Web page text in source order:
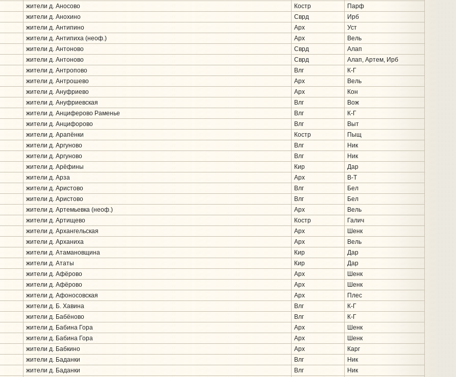
жители д. Аносово Костр
Парф
жители д. Анохино Сврд
Ирб
жители д. Антипино Арх
Уст
жители д. Антипиха (неоф.) Арх
Вель
жители д. Антоново Сврд
Алап
жители д. Антоново Сврд
Алап, Артем, Ирб
жители д. Антропово Влг
К-Г
жители д. Антрошево Арх
Вель
жители д. Ануфриево Арх
Кон
жители д. Ануфриевская Влг
Вож
жители д. Анциферово Раменье Влг
К-Г
жители д. Анцифорово Влг
Выт
жители д. Арапёнки Костр
Пыщ
жители д. Аргуново Влг
Ник
жители д. Аргуново Влг
Ник
жители д. Арёфины Кир
Дар
жители д. Арза Арх
В-Т
жители д. Аристово Влг
Бел
жители д. Аристово Влг
Бел
жители д. Артемьевка (неоф.) Арх
Вель
жители д. Артищево Костр
Галич
жители д. Архангельская Арх
Шенк
жители д. Арханиха Арх
Вель
жители д. Атамановщина Кир
Дар
жители д. Ататы Кир
Дар
жители д. Афёрово Арх
Шенк
жители д. Афёрово Арх
Шенк
жители д. Афоносовская Арх
Плес
жители д. Б. Хавина Влг
К-Г
жители д. Бабёново Влг
К-Г
жители д. Бабина Гора Арх
Шенк
жители д. Бабина Гора Арх
Шенк
жители д. Бабкино Арх
Карг
жители д. Баданки Влг
Ник
жители д. Баданки Влг
Ник